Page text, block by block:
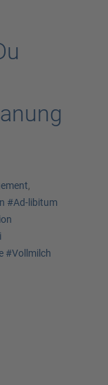
,
#Ad-libitum
#Vollmilch